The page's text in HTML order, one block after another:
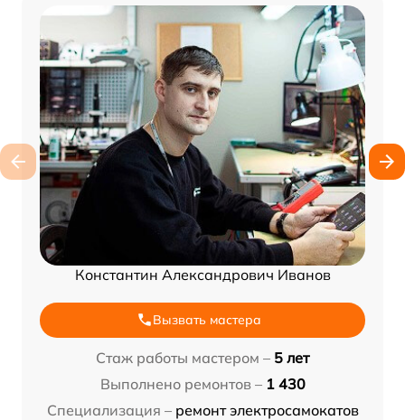
Константин Александрович Иванов
Вызвать мастера
Стаж работы мастером – 5 лет
Выполнено ремонтов – 1 430
Специализация – ремонт электросамокатов